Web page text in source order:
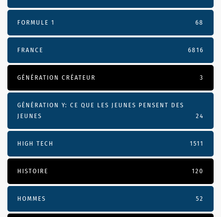
FORMULE 1 68
FRANCE 6816
GÉNÉRATION CRÉATEUR 3
GÉNÉRATION Y: CE QUE LES JEUNES PENSENT DES
JEUNES
24
HIGH TECH 1511
HISTOIRE 120
HOMMES 52